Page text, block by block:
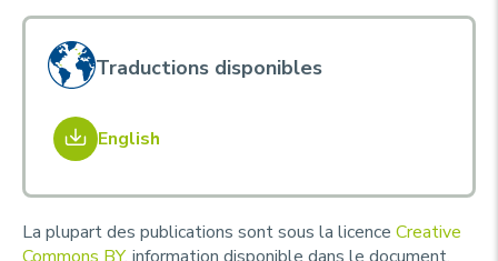
Traductions disponibles
English
La plupart des publications sont sous la licence Creative